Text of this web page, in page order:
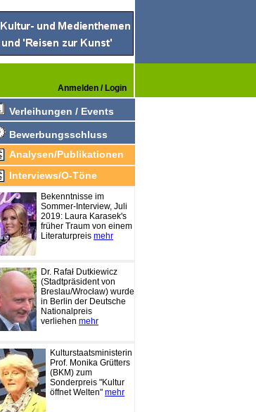
Anmelden / Login
Verleihungen / Events
Bewerbungsschluss
Analysen/Publikationen
Interviews/O-Töne
Bekenntnisse im
Sommer-Interview, Juli
2019: Laura Karasek's
früher Traum von einem
Literaturpreis mehr
Dr. Rafał Dutkiewicz
(Stadtpräsident von
Breslau/Wrocław) wurde
in Berlin der Deutsche
Nationalpreis
verliehen mehr
Kulturstaatsministerin
Prof. Monika Grütters
(BKM) zum
Sonderpreis "Kultur
öffnet Welten" mehr